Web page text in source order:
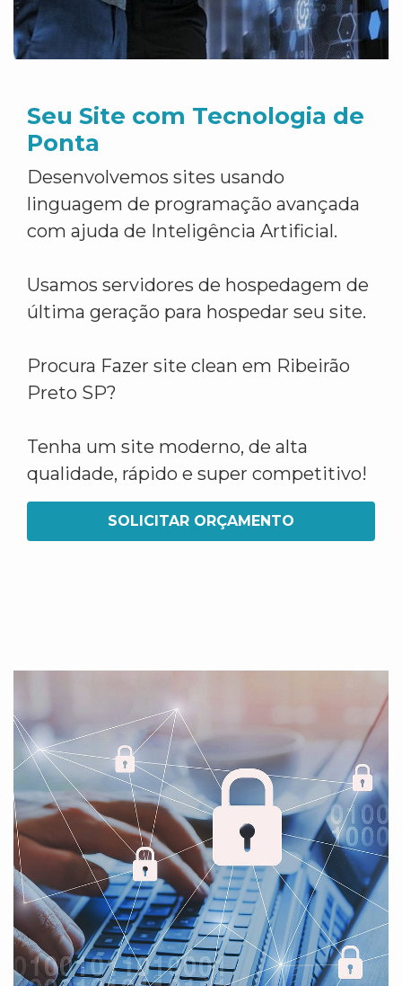
Seu Site com Tecnologia de
Ponta
Desenvolvemos sites usando
linguagem de programação avançada
com ajuda de Inteligência Artificial.
Usamos servidores de hospedagem de
última geração para hospedar seu site.
Procura Fazer site clean em Ribeirão
Preto SP?
Tenha um site moderno, de alta
qualidade, rápido e super competitivo!
SOLICITAR ORÇAMENTO